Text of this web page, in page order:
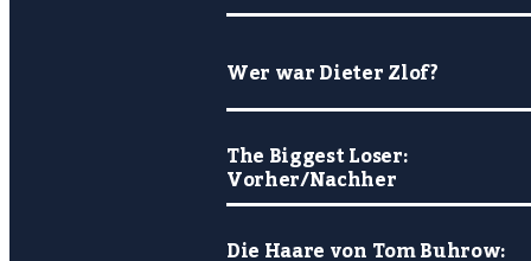
Wer war Dieter Zlof?
The Biggest Loser:
Vorher/Nachher
Die Haare von Tom Buhrow: